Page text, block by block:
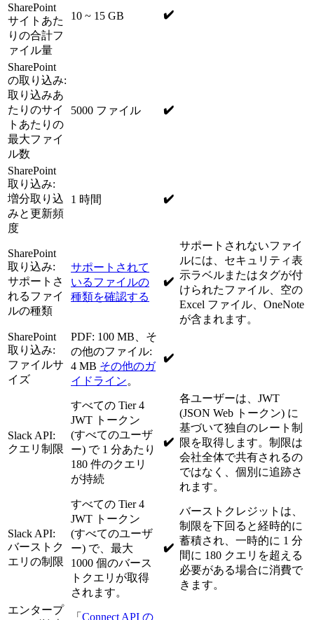
SharePoint
サイトあた
りの合計フ
ァイル量
10 ~ 15 GB ✔️
SharePoint
の取り込み:
取り込みあ
たりのサイ
トあたりの
最大ファイ
ル数
5000 ファイル ✔️
SharePoint
取り込み:
増分取り込
みと更新頻
度
1 時間 ✔️
SharePoint
取り込み:
サポートさ
れるファイ
ルの種類
サポートされて
いるファイルの
種類を確認する
✔️
サポートされないファイ
ルには、セキュリティ表
示ラベルまたはタグが付
けられたファイル、空の
Excel ファイル、OneNote
が含まれます。
SharePoint
取り込み:
ファイルサ
イズ
PDF: 100 MB、そ
の他のファイル:
4 MB その他のガ
イドライン。
✔️
Slack API:
クエリ制限
すべての Tier 4
JWT トークン
(すべてのユーザ
ー) で 1 分あたり
180 件のクエリ
が持続
✔️
各ユーザーは、JWT
(JSON Web トークン) に
基づいて独自のレート制
限を取得します。制限は
会社全体で共有されるの
ではなく、個別に追跡さ
れます。
Slack API:
バーストク
エリの制限
すべての Tier 4
JWT トークン
(すべてのユーザ
ー) で、最大
1000 個のバース
トクエリが取得
されます。
✔️
バーストクレジットは、
制限を下回ると経時的に
蓄積され、一時的に 1 分
間に 180 クエリを超える
必要がある場合に消費で
きます。
エンタープ
「 Connect API の